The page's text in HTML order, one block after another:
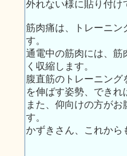
外れない様に貼り付け
筋肉痛は、トレーニン
す。
通電中の筋肉には、筋
く収縮します。
腹直筋のトレーニン
を伸ばす姿勢、でき
また、仰向けの方が
す。
かずきさん、これから